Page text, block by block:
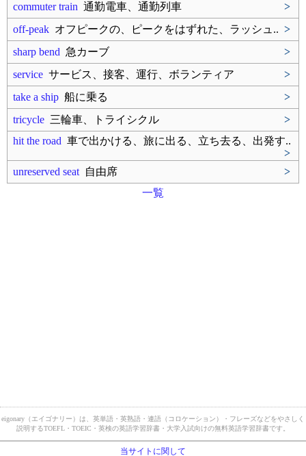
commuter train 通勤電車、通勤列車
>
off-peak オフピークの、ピークをはずれた、ラッシュ.. >
sharp bend 急カーブ
>
service サービス、接客、運行、ボランティア
>
take a ship 船に乗る
>
tricycle 三輪車、トライシクル
>
hit the road 車で出かける、旅に出る、立ち去る、出発す..
>
unreserved seat 自由席
>
一覧
eigonary（エイゴナリー）は、英単語・英熟語・連語（コロケーション）・フレーズなどをやさしく
説明するTOEFL・TOEIC・英検の英語学習辞書・大学入試向けの無料英語学習辞書です。
当サイトに関して